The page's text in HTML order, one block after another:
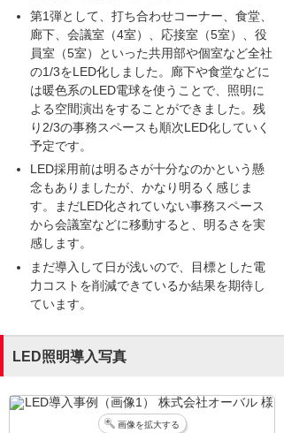
第1弾として、打ち合わせコーナー、食堂、
廊下、会議室（4室）、応接室（5室）、役
員室（5室）といった共用部や個室など全社
の1/3をLED化しました。廊下や食堂などに
は暖色系のLED電球を使うことで、照明に
よる空間演出をすることができました。残
り2/3の事務スペースも順次LED化していく
予定です。
LED採用前は明るさが十分なのかという懸
念もありましたが、かなり明るく感じま
す。まだLED化されていない事務スペース
から会議室などに移動すると、明るさを実
感します。
まだ導入して日が浅いので、目標とした電
力コストを削減できているか結果を期待し
ています。
LED照明導入写真
画像を拡大する